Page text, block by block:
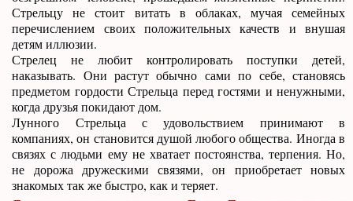
Стрельцу не стоит витать в облаках, мучая семейных
перечислением своих положительных качеств и внушая
детям иллюзии.
Стрелец не любит контролировать поступки детей,
наказывать. Они растут обычно сами по себе, становясь
предметом гордости Стрельца перед гостями и ненужными,
когда друзья покидают дом.
Лунного Стрельца с удовольствием принимают в
компаниях, он становится душой любого общества. Иногда в
связях с людьми ему не хватает постоянства, терпения. Но,
не дорожа дружескими связями, он приобретает новых
знакомых так же быстро, как и теряет.